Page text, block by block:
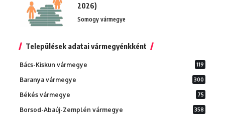
2026)
Somogy vármegye
Települések adatai vármegyénkként
Bács-Kiskun vármegye 119
Baranya vármegye 300
Békés vármegye 75
Borsod-Abaúj-Zemplén vármegye 358